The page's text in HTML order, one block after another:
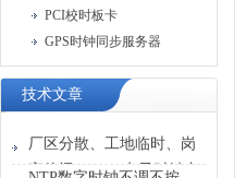
PCI校时板卡
GPS时钟同步服务器
技术文章
厂区分散、工地临时、岗
亭偏远——4G电子时钟专